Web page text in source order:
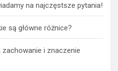
na najczęstsze pytania!
są główne różnice?
zachowanie i znaczenie